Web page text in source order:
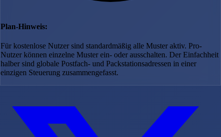
Plan-Hinweis:
Für kostenlose Nutzer sind standardmäßig alle Muster aktiv. Pro-
Nutzer können einzelne Muster ein- oder ausschalten. Der Einfachheit
halber sind globale Postfach- und Packstationsadressen in einer
einzigen Steuerung zusammengefasst.